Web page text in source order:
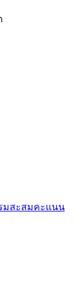
มสะสมคะแนน